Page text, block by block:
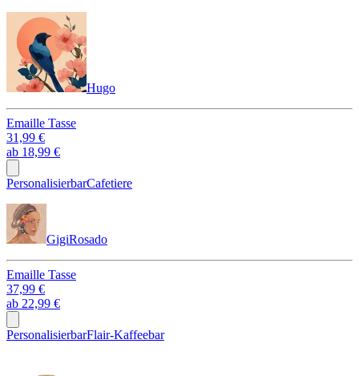
Hugo
Emaille Tasse
31,99 €
ab 18,99 €
PersonalisierbarCafetiere
GigiRosado
Emaille Tasse
37,99 €
ab 22,99 €
PersonalisierbarFlair-Kaffeebar